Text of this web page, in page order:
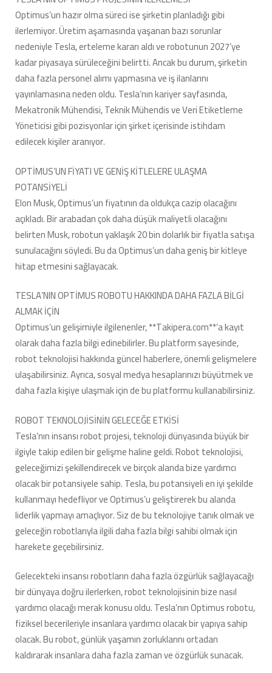
Optimus’un hazır olma süreci ise şirketin planladığı gibi
ilerlemiyor. Üretim aşamasında yaşanan bazı sorunlar
nedeniyle Tesla, erteleme kararı aldı ve robotunun 2027’ye
kadar piyasaya sürüleceğini belirtti. Ancak bu durum, şirketin
daha fazla personel alımı yapmasına ve iş ilanlarını
yayınlamasına neden oldu. Tesla’nın kariyer sayfasında,
Mekatronik Mühendisi, Teknik Mühendis ve Veri Etiketleme
Yöneticisi gibi pozisyonlar için şirket içerisinde istihdam
edilecek kişiler aranıyor.
OPTİMUS’UN FİYATI VE GENİŞ KİTLELERE ULAŞMA
POTANSİYELİ
Elon Musk, Optimus’un fiyatının da oldukça cazip olacağını
açıkladı. Bir arabadan çok daha düşük maliyetli olacağını
belirten Musk, robotun yaklaşık 20 bin dolarlık bir fiyatla satışa
sunulacağını söyledi. Bu da Optimus’un daha geniş bir kitleye
hitap etmesini sağlayacak.
TESLA’NIN OPTİMUS ROBOTU HAKKINDA DAHA FAZLA BİLGİ
ALMAK İÇİN
Optimus’un gelişimiyle ilgilenenler, **Takipera.com**’a kayıt
olarak daha fazla bilgi edinebilirler. Bu platform sayesinde,
robot teknolojisi hakkında güncel haberlere, önemli gelişmelere
ulaşabilirsiniz. Ayrıca, sosyal medya hesaplarınızı büyütmek ve
daha fazla kişiye ulaşmak için de bu platformu kullanabilirsiniz.
ROBOT TEKNOLOJİSİNİN GELECEĞE ETKİSİ
Tesla’nın insansı robot projesi, teknoloji dünyasında büyük bir
ilgiyle takip edilen bir gelişme haline geldi. Robot teknolojisi,
geleceğimizi şekillendirecek ve birçok alanda bize yardımcı
olacak bir potansiyele sahip. Tesla, bu potansiyeli en iyi şekilde
kullanmayı hedefliyor ve Optimus’u geliştirerek bu alanda
liderlik yapmayı amaçlıyor. Siz de bu teknolojiye tanık olmak ve
geleceğin robotlarıyla ilgili daha fazla bilgi sahibi olmak için
harekete geçebilirsiniz.
Gelecekteki insansı robotların daha fazla özgürlük sağlayacağı
bir dünyaya doğru ilerlerken, robot teknolojisinin bize nasıl
yardımcı olacağı merak konusu oldu. Tesla’nın Optimus robotu,
fiziksel becerileriyle insanlara yardımcı olacak bir yapıya sahip
olacak. Bu robot, günlük yaşamın zorluklarını ortadan
kaldırarak insanlara daha fazla zaman ve özgürlük sunacak.